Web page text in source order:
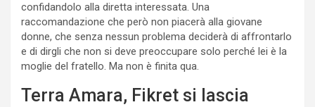
confidandolo alla diretta interessata. Una
raccomandazione che però non piacerà alla giovane
donne, che senza nessun problema deciderà di affrontarlo
e di dirgli che non si deve preoccupare solo perché lei è la
moglie del fratello. Ma non è finita qua.
Terra Amara, Fikret si lascia